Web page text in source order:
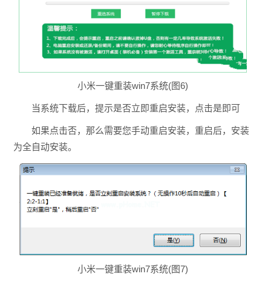
小米一键重装win7系统(图6)
当系统下载后，提示是否立即重启安装，点击是即可
如果点击否，那么需要您手动重启安装，重启后，安装
为全自动安装。
小米一键重装win7系统(图7)